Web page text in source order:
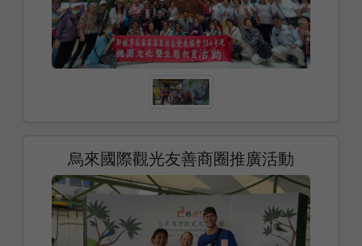
烏來國際觀光友善商圈推廣活動